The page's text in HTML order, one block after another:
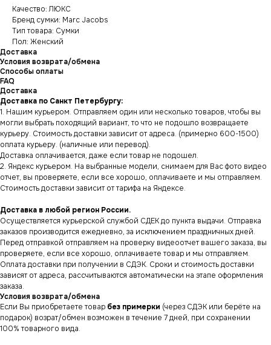
Качество: ЛЮКС
Бренд сумки: Marc Jacobs
Тип товара: Сумки
Пол: Женский
Доставка
Условия возврата/обмена
Способы оплаты
FAQ
Доставка
Доставка по Санкт Петербургу:
1. Нашим курьером. Отправляем один или несколько товаров, чтобы вы
могли выбрать походящий вариант, то что не подошло возвращаете
курьеру. Стоимость доставки зависит от адреса. (примерно 600-1500)
оплата курьеру. (наличные или перевод).
Доставка оплачивается, даже если товар не подошел.
2. Яндекс курьером. На выбранные модели, снимаем для Вас фото видео
отчет, вы проверяете, если все хорошо, оплачиваете и мы отправляем.
Стоимость доставки зависит от тарифа на Яндексе.
Доставка в любой регион России.
Осуществляется курьерской службой СДЕК до пункта выдачи. Отправка
заказов производится ежедневно, за исключением праздничных дней.
Перед отправкой отправляем на проверку видеоотчет вашего заказа, вы
проверяете, если все хорошо, оплачиваете товар и мы отправляем.
Оплата доставки при получении в СДЭК. Сроки и стоимость доставки
зависят от адреса, рассчитываются автоматически на этапе оформления
заказа.
Условия возврата/обмена
Если Вы приобретаете товар без примерки (через СДЭК или берёте на
подарок) возрат/обмен возможен в течение 7 дней, при сохранении
100% товарного вида.